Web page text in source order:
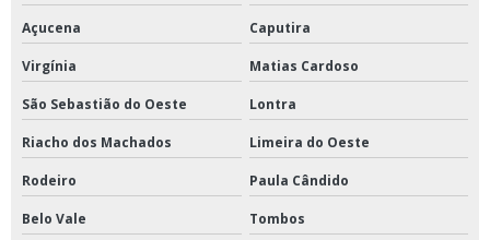
Açucena Caputira
Virgínia Matias Cardoso
São Sebastião do Oeste Lontra
Riacho dos Machados Limeira do Oeste
Rodeiro Paula Cândido
Belo Vale Tombos